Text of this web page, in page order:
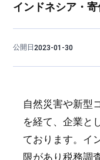
インドネシア・
公開日2023-01-30
自然災害や新型
を経て、企業と
ております。イ
限があり税務調